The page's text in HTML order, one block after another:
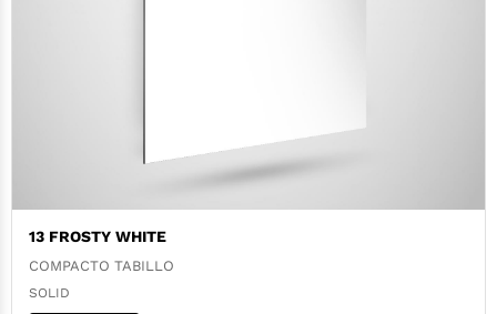
13 FROSTY WHITE
COMPACTO TABILLO
SOLID